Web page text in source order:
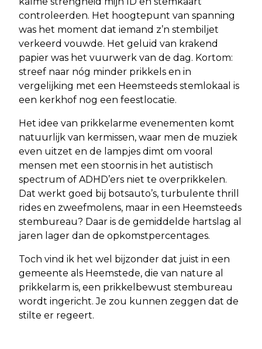
controleerden. Het hoogtepunt van spanning
was het moment dat iemand z’n stembiljet
verkeerd vouwde. Het geluid van krakend
papier was het vuurwerk van de dag. Kortom:
streef naar nóg minder prikkels en in
vergelijking met een Heemsteeds stemlokaal is
een kerkhof nog een feestlocatie.
Het idee van prikkelarme evenementen komt
natuurlijk van kermissen, waar men de muziek
even uitzet en de lampjes dimt om vooral
mensen met een stoornis in het autistisch
spectrum of ADHD’ers niet te overprikkelen.
Dat werkt goed bij botsauto’s, turbulente thrill
rides en zweefmolens, maar in een Heemsteeds
stembureau? Daar is de gemiddelde hartslag al
jaren lager dan de opkomstpercentages.
Toch vind ik het wel bijzonder dat juist in een
gemeente als Heemstede, die van nature al
prikkelarm is, een prikkelbewust stembureau
wordt ingericht. Je zou kunnen zeggen dat de
stilte er regeert.